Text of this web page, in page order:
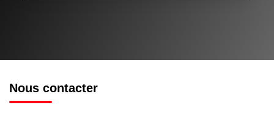
Nous contacter